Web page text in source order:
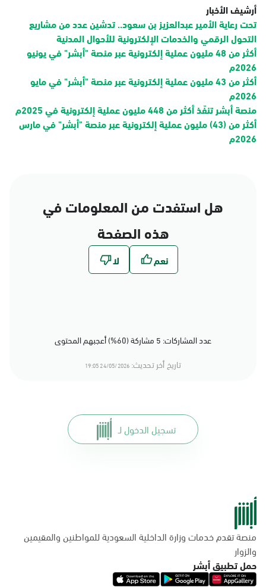
أرشيف الأخبار
تحت رعاية الأمير عبدالعزيز بن سعود.. تدشين عدد من مشاريع
التحول الرقمي والخدمات الإلكترونية للأحوال المدنية
أكثر من 48 مليون عملية إلكترونية عبر منصة "أبشر" في يونيو
2026م
أكثر من 43 مليون عملية إلكترونية عبر منصة "أبشر" في مايو
2026م
منصة أبشر تنفّذ أكثر من 448 مليون عملية إلكترونية في 2025م
أكثر من (43) مليون عملية إلكترونية عبر منصة "أبشر" في مارس
2026م
هل استفدت من المعلومات في
هذه الصفحة
عدد المشاركات: 5 مشاركة (60%) أعجبهم المحتوى
تاريخ أخر تحديث: 24/05/2026 19:05
تسجيل الدخول لـ
منصة تقدم خدمات وزارة الداخلية السعودية للمواطنين والمقيمين
والزوار
حمل تطبيق أبشر